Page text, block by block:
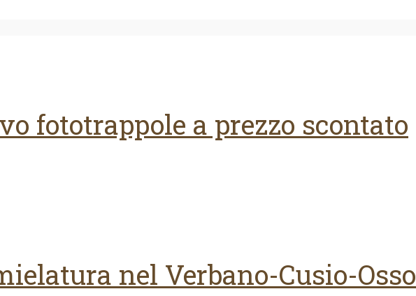
fototrappole a prezzo scontato
nel Verbano-Cusio-